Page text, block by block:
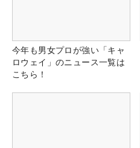
今年も男女プロが強い「キャ
ロウェイ」のニュース一覧は
こちら！